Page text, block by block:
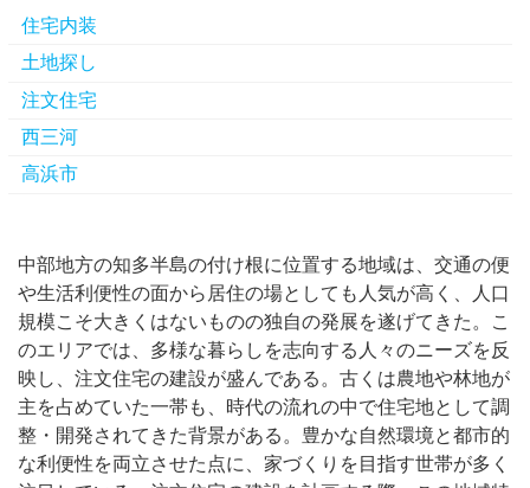
住宅内装
土地探し
注文住宅
西三河
高浜市
中部地方の知多半島の付け根に位置する地域は、交通の便
や生活利便性の面から居住の場としても人気が高く、人口
規模こそ大きくはないものの独自の発展を遂げてきた。
こ
のエリアでは、多様な暮らしを志向する人々のニーズを反
映し、注文住宅の建設が盛んである。古くは農地や林地が
主を占めていた一帯も、時代の流れの中で住宅地として調
整・開発されてきた背景がある。豊かな自然環境と都市的
な利便性を両立させた点に、家づくりを目指す世帯が多く